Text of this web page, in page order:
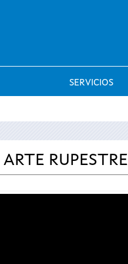
SERVICIOS
RUPESTRE